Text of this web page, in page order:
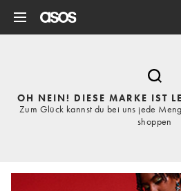
OH NEIN! DIESE MARKE IST
Zum Glück kannst du bei uns jede
shoppen